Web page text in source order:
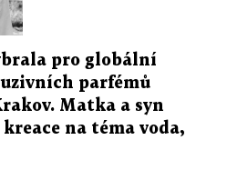
pro globální
parfémů
Matka a syn
na téma voda,